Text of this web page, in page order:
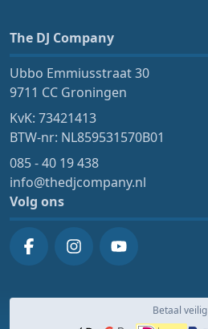
The DJ Company
Ubbo Emmiusstraat 30
9711 CC Groningen
KvK: 73421413
BTW-nr: NL859531570B01
085 - 40 19 438
info@thedjcompany.nl
Volg ons
Betaal veilig